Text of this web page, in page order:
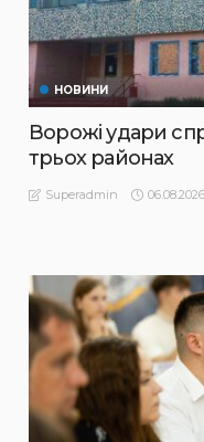
НОВИНИ
Ворожі удари
трьох районах
Superadmin 06.08.2026